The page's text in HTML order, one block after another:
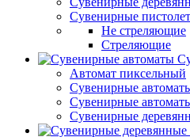
Сувенирные
Не стреляющие
Стреляющие
Автомат пиксельный
Сувенирные
Сувенирные
Сувенирные